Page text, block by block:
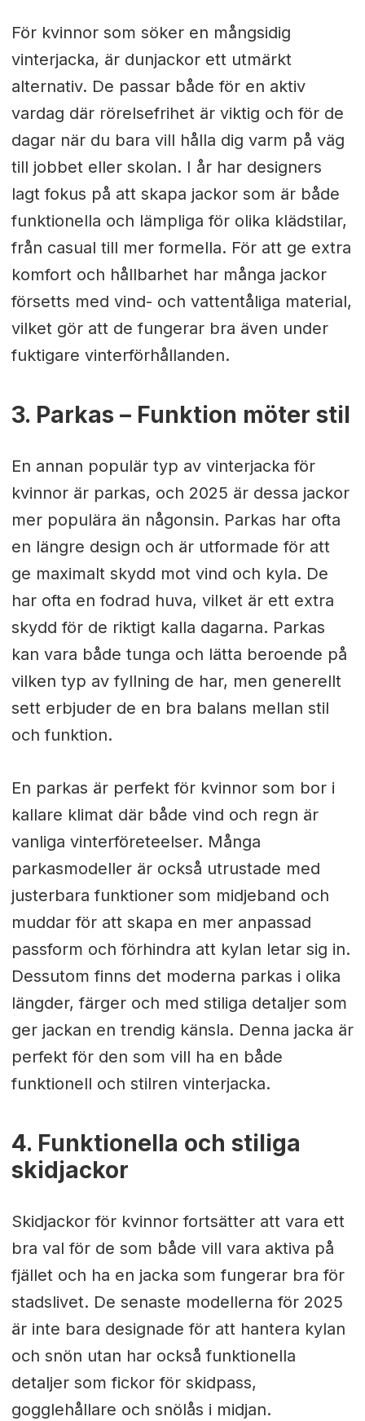
För kvinnor som söker en mångsidig
vinterjacka, är dunjackor ett utmärkt
alternativ. De passar både för en aktiv
vardag där rörelsefrihet är viktig och för de
dagar när du bara vill hålla dig varm på väg
till jobbet eller skolan. I år har designers
lagt fokus på att skapa jackor som är både
funktionella och lämpliga för olika klädstilar,
från casual till mer formella. För att ge extra
komfort och hållbarhet har många jackor
försetts med vind- och vattentåliga material,
vilket gör att de fungerar bra även under
fuktigare vinterförhållanden.
3. Parkas – Funktion möter stil
En annan populär typ av vinterjacka för
kvinnor är parkas, och 2025 är dessa jackor
mer populära än någonsin. Parkas har ofta
en längre design och är utformade för att
ge maximalt skydd mot vind och kyla. De
har ofta en fodrad huva, vilket är ett extra
skydd för de riktigt kalla dagarna. Parkas
kan vara både tunga och lätta beroende på
vilken typ av fyllning de har, men generellt
sett erbjuder de en bra balans mellan stil
och funktion.
En parkas är perfekt för kvinnor som bor i
kallare klimat där både vind och regn är
vanliga vinterföreteelser. Många
parkasmodeller är också utrustade med
justerbara funktioner som midjeband och
muddar för att skapa en mer anpassad
passform och förhindra att kylan letar sig in.
Dessutom finns det moderna parkas i olika
längder, färger och med stiliga detaljer som
ger jackan en trendig känsla. Denna jacka är
perfekt för den som vill ha en både
funktionell och stilren vinterjacka.
4. Funktionella och stiliga
skidjackor
Skidjackor för kvinnor fortsätter att vara ett
bra val för de som både vill vara aktiva på
fjället och ha en jacka som fungerar bra för
stadslivet. De senaste modellerna för 2025
är inte bara designade för att hantera kylan
och snön utan har också funktionella
detaljer som fickor för skidpass,
gogglehållare och snölås i midjan.